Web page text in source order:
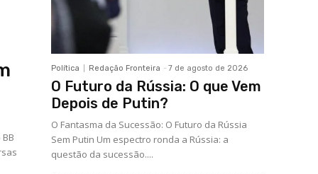
Política Redação Fronteira - 7 de agosto de 2026
O Futuro da Rússia: O que Vem
Depois de Putin?
O Fantasma da Sucessão: O Futuro da Rússia
Sem Putin Um espectro ronda a Rússia: a
questão da sucessão....